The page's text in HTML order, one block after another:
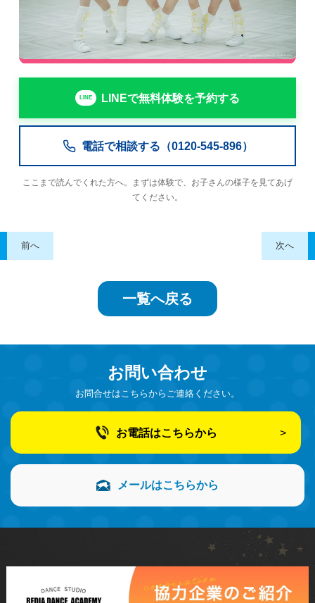
LINEで無料体験を予約する
電話で相談する（0120-545-896）
ここまで読んでくれた方へ。まずは体験で、お子さんの様子を見てあげ
てください。
前へ 次へ
一覧へ戻る
お問い合わせ
お問合せはこちらからご連絡ください。
お電話はこちらから
メールはこちらから